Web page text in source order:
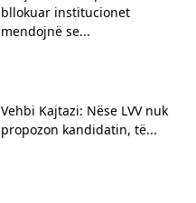
bllokuar institucionet
mendojnë se...
Vehbi Kajtazi: Nëse LVV nuk
propozon kandidatin, të...